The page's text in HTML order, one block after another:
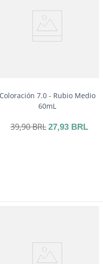
Coloración 7.0 - Rubio Medio
60mL
39,90BRL 27,93 BRL